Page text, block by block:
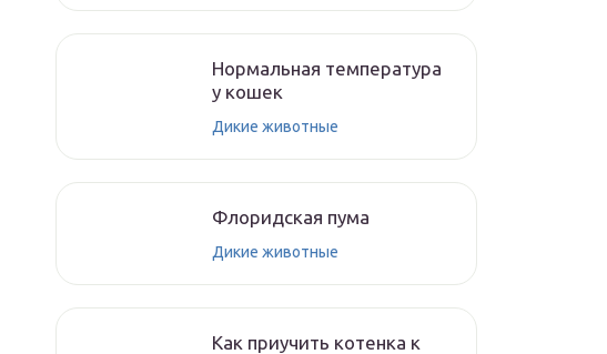
Нормальная температура
у кошек
Дикие животные
Флоридская пума
Дикие животные
Как приучить котенка к